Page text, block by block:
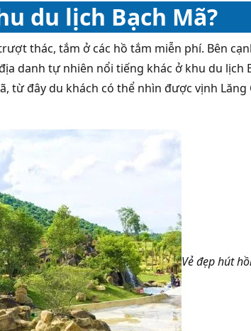
du lịch Bạch Mã?
thác, tắm ở các hồ tắm miễn phí. Bên
danh tự nhiên nổi tiếng khác ở khu du lịch
từ đây du khách có thể nhìn được vịnh Lăng
Vẻ đẹp hút